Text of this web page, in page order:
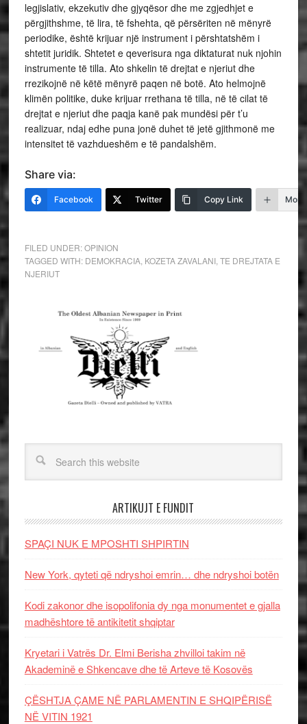
legjislativ, ekzekutiv dhe gjyqësor dhe me zgjedhjet e
përgjithshme, të lira, të fshehta, që përsëriten në mënyrë
periodike, është krijuar një instrument i përshtatshëm i
shtetit juridik. Shtetet e qeverisura nga diktaturat nuk njohin
instrumente të tilla. Ato shkelin të drejtat e njeriut dhe
rrezikojnë në këtë mënyrë paqen në botë. Ato helmojnë
klimën politike, duke krijuar rrethana të tilla, në të cilat të
drejtat e njeriut dhe paqja kanë pak mundësi për t’u
realizuar, ndaj edhe puna jonë duhet të jetë gjithmonë me
intensitet të vazhdueshëm e të pandalshëm.
Share via:
Facebook Twitter Copy Link More
FILED UNDER:OPINION
TAGGED WITH: DEMOKRACIA, KOZETA ZAVALANI, TE DREJTATA E
NJERIUT
ARTIKUJT E FUNDIT
SPAÇI NUK E MPOSHTI SHPIRTIN
New York, qyteti që ndryshoi emrin… dhe ndryshoi botën
Kodi zakonor dhe isopolifonia dy nga monumentet e gjalla
madhështore të antikitetit shqiptar
Kryetari i Vatrës Dr. Elmi Berisha zhvilloi takim në
Akademinë e Shkencave dhe të Arteve të Kosovës
ÇËSHTJA ÇAME NË PARLAMENTIN E SHQIPËRISË
NË VITIN 1921